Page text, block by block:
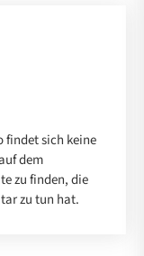
findet sich keine
dem
zu finden, die
zu tun hat.